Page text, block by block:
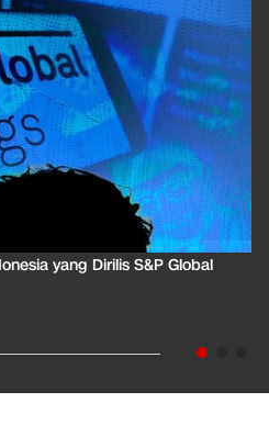
Bunga Acuan ke Cicilan KPR